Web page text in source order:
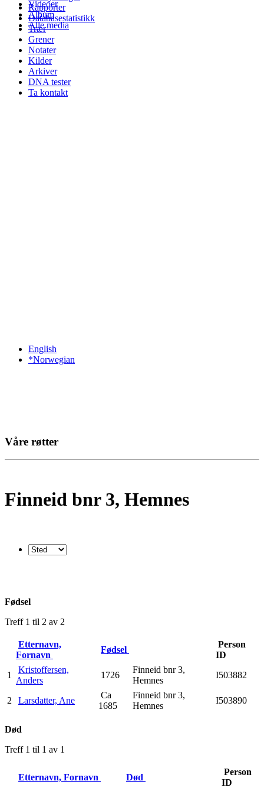
Videoer
Album
Alle media
Rapporter
Databasestatistikk
Trær
Grener
Notater
Kilder
Arkiver
DNA tester
Ta kontakt
English
*Norwegian
Våre røtter
Finneid bnr 3, Hemnes
Fødsel
Treff 1 til 2 av 2
Etternavn,
Fornavn
Fødsel
Person
ID
1
Kristoffersen,
Anders
1726
Finneid bnr 3,
Hemnes
I503882
2 Larsdatter, Ane
Ca
1685
Finneid bnr 3,
Hemnes
I503890
Død
Treff 1 til 1 av 1
Etternavn, Fornavn Død
Person
ID